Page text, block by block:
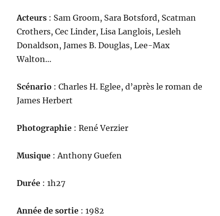
Acteurs : Sam Groom, Sara Botsford, Scatman
Crothers, Cec Linder, Lisa Langlois, Lesleh
Donaldson, James B. Douglas, Lee-Max
Walton…
Scénario : Charles H. Eglee, d’après le roman de
James Herbert
Photographie : René Verzier
Musique : Anthony Guefen
Durée : 1h27
Année de sortie : 1982